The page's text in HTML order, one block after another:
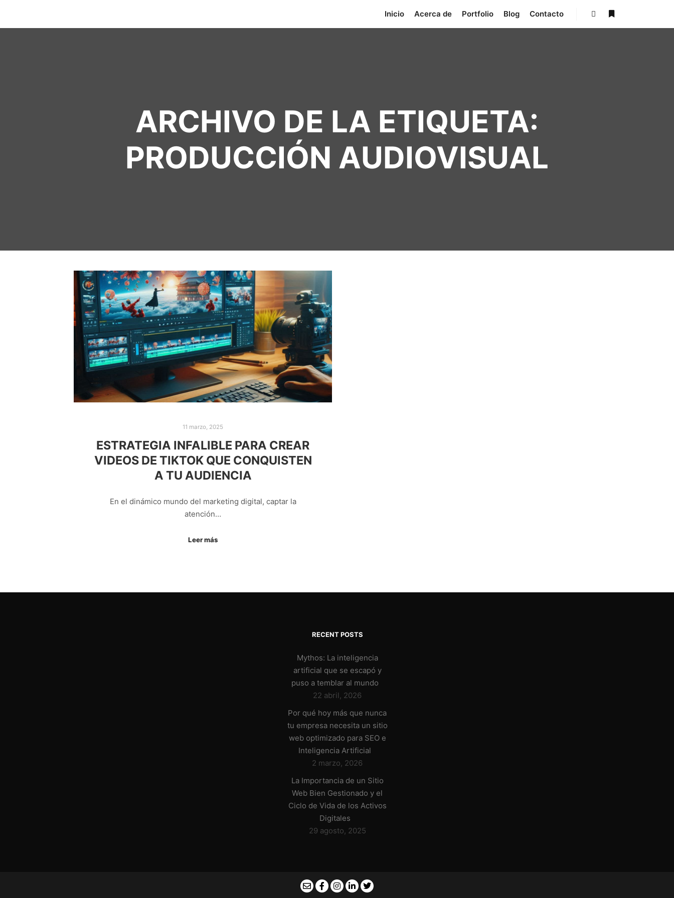
Inicio Acerca de Portfolio Blog Contacto
BuscarMás información
ARCHIVO DE LA ETIQUETA:
PRODUCCIÓN AUDIOVISUAL
11 marzo, 2025
ESTRATEGIA INFALIBLE PARA CREAR
VIDEOS DE TIKTOK QUE CONQUISTEN
A TU AUDIENCIA
En el dinámico mundo del marketing digital, captar la
atención…
Leer más
RECENT POSTS
Mythos: La inteligencia
artificial que se escapó y
puso a temblar al mundo
22 abril, 2026
Por qué hoy más que nunca
tu empresa necesita un sitio
web optimizado para SEO e
Inteligencia Artificial
2 marzo, 2026
La Importancia de un Sitio
Web Bien Gestionado y el
Ciclo de Vida de los Activos
Digitales
29 agosto, 2025